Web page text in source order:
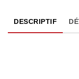
DESCRIPTIF